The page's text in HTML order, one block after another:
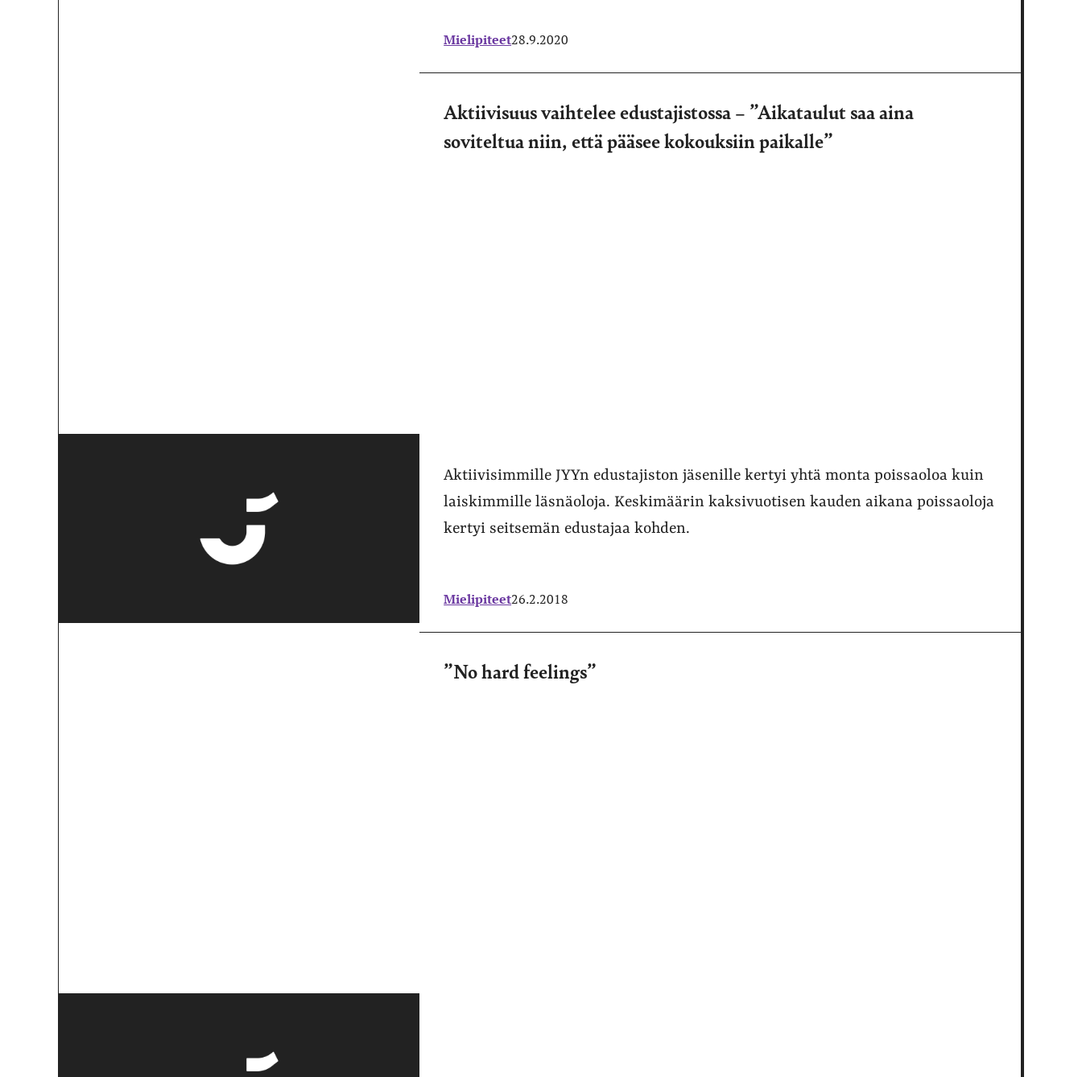
Mielipiteet28.9.2020
Aktiivisuus vaihtelee edustajistossa – ”Aikataulut saa aina
soviteltua niin, että pääsee kokouksiin paikalle”
Aktiivisimmille JYYn edustajiston jäsenille kertyi yhtä monta poissaoloa kuin
laiskimmille läsnäoloja. Keskimäärin kaksivuotisen kauden aikana poissaoloja
kertyi seitsemän edustajaa kohden.
Mielipiteet26.2.2018
”No hard feelings”